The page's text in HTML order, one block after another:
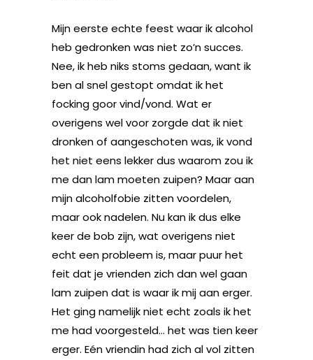
Mijn eerste echte feest waar ik alcohol
heb gedronken was niet zo’n succes.
Nee, ik heb niks stoms gedaan, want ik
ben al snel gestopt omdat ik het
focking goor vind/vond. Wat er
overigens wel voor zorgde dat ik niet
dronken of aangeschoten was, ik vond
het niet eens lekker dus waarom zou ik
me dan lam moeten zuipen? Maar aan
mijn alcoholfobie zitten voordelen,
maar ook nadelen. Nu kan ik dus elke
keer de bob zijn, wat overigens niet
echt een probleem is, maar puur het
feit dat je vrienden zich dan wel gaan
lam zuipen dat is waar ik mij aan erger.
Het ging namelijk niet echt zoals ik het
me had voorgesteld… het was tien keer
erger. Eén vriendin had zich al vol zitten